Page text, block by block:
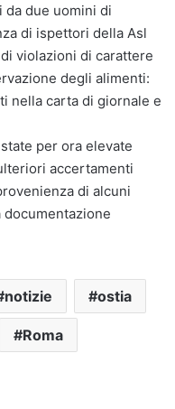
due uomini di
di ispettori della Asl
violazioni di carattere
degli alimenti:
nella carta di giornale e
per ora elevate
accertamenti
di alcuni
notizie ostia
Roma